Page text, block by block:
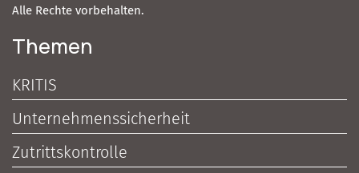
Alle Rechte vorbehalten.
Themen
KRITIS
Unternehmenssicherheit
Zutrittskontrolle